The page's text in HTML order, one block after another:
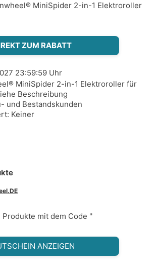
MiniSpider 2-in-1 Elektroroller
ZUM RABATT
23:59:59 Uhr
MiniSpider 2-in-1 Elektroroller für
Beschreibung
und Bestandskunden
Keiner
Produkte mit dem Code ''
ANZEIGEN